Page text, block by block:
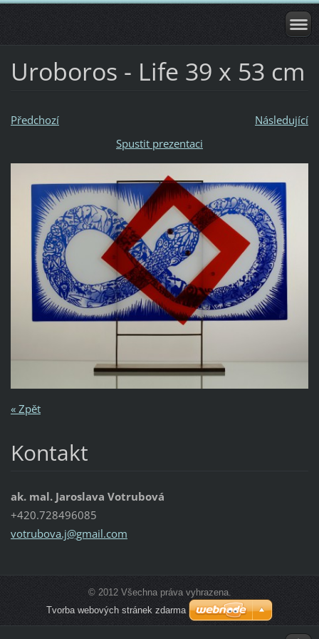
Uroboros - Life 39 x 53 cm
Předchozí
Následující
Spustit prezentaci
« Zpět
Kontakt
ak. mal. Jaroslava Votrubová
+420.728496085
votrubova.j@gmail.com
© 2012 Všechna práva vyhrazena.
Tvorba webových stránek zdarma